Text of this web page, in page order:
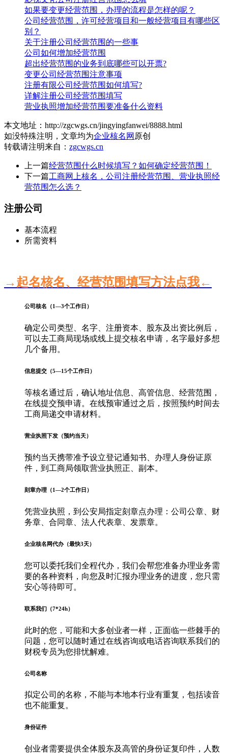
如果要变更经营范围，办理的流程是怎样的呢？
公司经营范围，许可经营项目和一般经营项目有哪些区
别？
关于注册公司经营范围的一些事
公司如何增加经营范围
超出经营范围的业务到底哪些可以开票?
变更公司经营范围注意事项
注册有限公司经营范围如何填写?
详解注册公司经营范围填写
营业执照增加经营范围要准备什么资料
本文地址：http://zgcwgs.cn/jingyingfanwei/8888.html
如没特殊注明，文章均为企业核名网 原创
转载请注明来自： zgcwgs.cn
上一篇经营范围什么时候填写？如何确定经营范围！
下一篇工商网上核名，公司注册经营范围、营业执照经
营范围怎么选？
注册公司
基本流程
所需资料
→起名核名、经营范围填写方法点我←
公司核名（1—3个工作日）
确定公司类型、名字、注册资本、股东及出资比例后，
可以去工商局现场或线上提交核名申请，名字最好多想
几个备用。
信息提交（5—15个工作日）
等核名通过后，确认地址信息、高管信息、经营范围，
在线提交预申请。在线预审通过之后，按照预约时间去
工商局递交申请材料。
营业执照下发（预约当天）
预约当天携带准予设立登记通知书、办理人身份证原
件，到工商局领取营业执照正、副本。
刻章办理（1—2个工作日）
凭营业执照，到公安局指定刻章点办理：公司公章、财
务章、合同章、法人代表章、发票章。
企业核名网代办（最快3天）
您可以委托我们全程代办，我们会帮您准备办理业务需
要的各种资料，向您及时汇报办理业务的进度，您只需
安心等待即可。
联系我们（7*24h）
此时的您，可能和大多创业者一样，正面临一些棘手的
问题，您可以随时通过在线咨询或电话咨询联系我们的
财税专员为您排忧解难。
公司名称
拟定公司的名称，不能与本地本行业有重复，包括读音
也不能重复。
身份证件
创业者需要提供全体股东及高管的身份证复印件，人数